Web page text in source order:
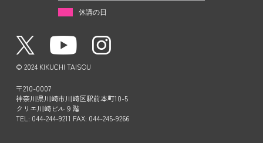
休講の日
© 2024 KIKUCHI TAISOU
〒210-0007
神奈川県川崎市川崎区駅前本町10-5
クリエ川崎ビル９階
TEL: 044-244-9211 FAX: 044-245-9266